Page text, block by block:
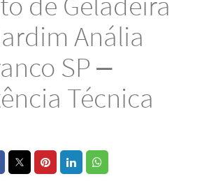
Anália
SP –
Técnica